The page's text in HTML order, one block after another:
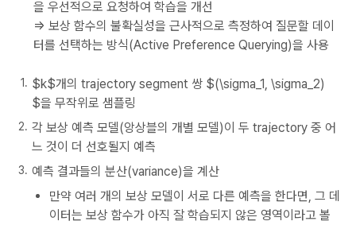
을 우선적으로 요청하여 학습을 개선
⇒ 보상 함수의 불확실성을 근사적으로 측정하여 질문할 데이
터를 선택하는 방식(Active Preference Querying)을 사용
$k$개의 trajectory segment 쌍 $(\sigma_1, \sigma_2)
$을 무작위로 샘플링
각 보상 예측 모델(앙상블의 개별 모델)이 두 trajectory 중 어
느 것이 더 선호될지 예측
예측 결과들의 분산(variance)을 계산
만약 여러 개의 보상 모델이 서로 다른 예측을 한다면, 그 데
이터는 보상 함수가 아직 잘 학습되지 않은 영역이라고 볼